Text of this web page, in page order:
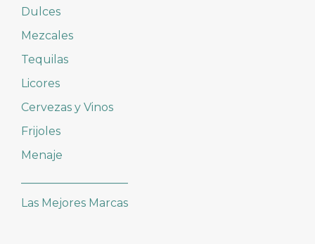
Dulces
Mezcales
Tequilas
Licores
Cervezas y Vinos
Frijoles
Menaje
Las Mejores Marcas